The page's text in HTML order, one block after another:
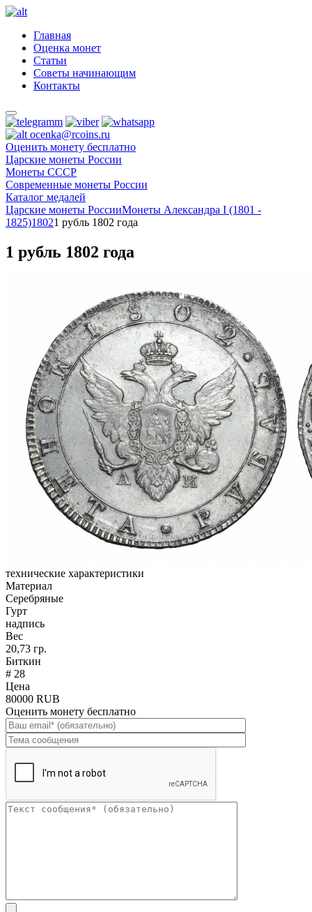
Главная
Оценка монет
Статьи
Советы начинающим
Контакты
ocenka@rcoins.ru
Оценить монету бесплатно
Царские монеты России
Монеты СССР
Современные монеты России
Каталог медалей
Царские монеты РоссииМонеты Александра I (1801 -
1825)18021 рубль 1802 года
1 рубль 1802 года
технические характеристики
Материал
Серебряные
Гурт
надпись
Вес
20,73 гр.
Биткин
# 28
Цена
80000 RUB
Оценить монету бесплатно